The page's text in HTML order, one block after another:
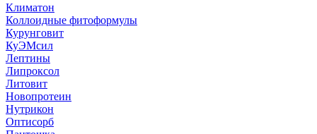
Климатон
Коллоидные фитоформулы
Курунговит
КуЭМсил
Лептины
Липроксол
Литовит
Новопротеин
Нутрикон
Оптисорб